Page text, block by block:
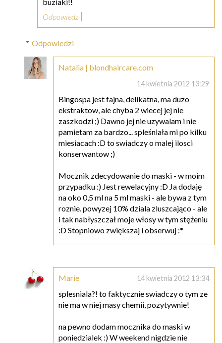
Odpowiedz
Odpowiedzi
Natalia | blondhaircare.com
14 kwietnia 2012 13:29
Bingospa jest fajna, delikatna, ma duzo
ekstraktow, ale chyba 2 wiecej jej nie
zaszkodzi ;) Dawno jej nie uzywalam i nie
pamietam za bardzo... spleśniała mi po kilku
miesiacach :D to swiadczy o malej ilosci
konserwantow ;)
Mocznik zdecydowanie do maski - w moim
przypadku :) Jest rewelacyjny :D Ja dodaję
na oko 0,5 ml na 5 ml maski - ale bywa z tym
roznie. powyzej 10% dziala zluszcająco - ale
i tak nabłyszczał moje włosy w tym stężeniu
:D Stopniowo zwiększaj i obserwuj :*
Marie 14 kwietnia 2012 13:34
splesniala?! to faktycznie swiadczy o tym ze
nie ma w niej masy chemii, pozytywnie!
na pewno dodam mocznika do maski w
poniedzialek :) W weekend nigdzie nie